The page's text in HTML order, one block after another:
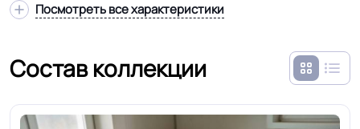
Посмотреть все характеристики
Состав коллекции